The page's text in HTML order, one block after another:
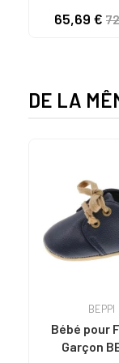
GRIS
65,69 €
DE LA
BEPPI
Bébé pour
Garçon